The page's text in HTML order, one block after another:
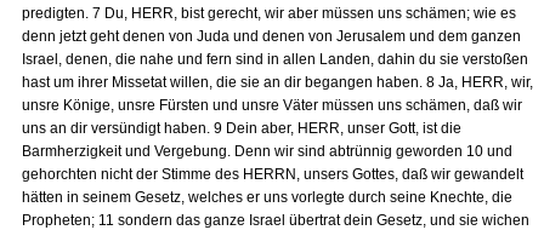
predigten. 7 Du, HERR, bist gerecht, wir aber müssen uns schämen; wie es
denn jetzt geht denen von Juda und denen von Jerusalem und dem ganzen
Israel, denen, die nahe und fern sind in allen Landen, dahin du sie verstoßen
hast um ihrer Missetat willen, die sie an dir begangen haben. 8 Ja, HERR, wir,
unsre Könige, unsre Fürsten und unsre Väter müssen uns schämen, daß wir
uns an dir versündigt haben. 9 Dein aber, HERR, unser Gott, ist die
Barmherzigkeit und Vergebung. Denn wir sind abtrünnig geworden 10 und
gehorchten nicht der Stimme des HERRN, unsers Gottes, daß wir gewandelt
hätten in seinem Gesetz, welches er uns vorlegte durch seine Knechte, die
Propheten; 11 sondern das ganze Israel übertrat dein Gesetz, und sie wichen